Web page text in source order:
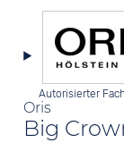
Oris
Big
Autorisierter